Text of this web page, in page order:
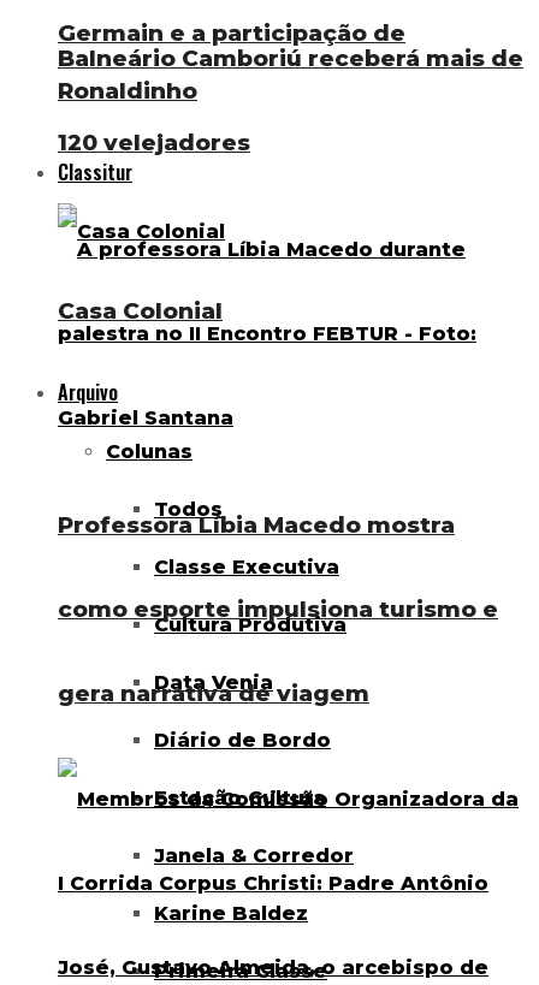
Germain e a participação de
Ronaldinho
Classitur
Casa Colonial
Arquivo
Colunas
Todos
Classe Executiva
Cultura Produtiva
Data Venia
Diário de Bordo
Estação Cultura
Janela & Corredor
Karine Baldez
Primeira Classe
Balneário Camboriú receberá mais de
120 velejadores
Professora Líbia Macedo mostra
como esporte impulsiona turismo e
gera narrativa de viagem